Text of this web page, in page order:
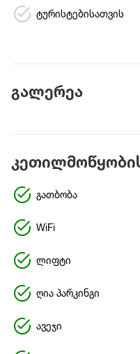
ტურისტებისათვის
გალერეა
გათბობა
WiFi
ლიფტი
ღია პარკინგი
ავეჯი